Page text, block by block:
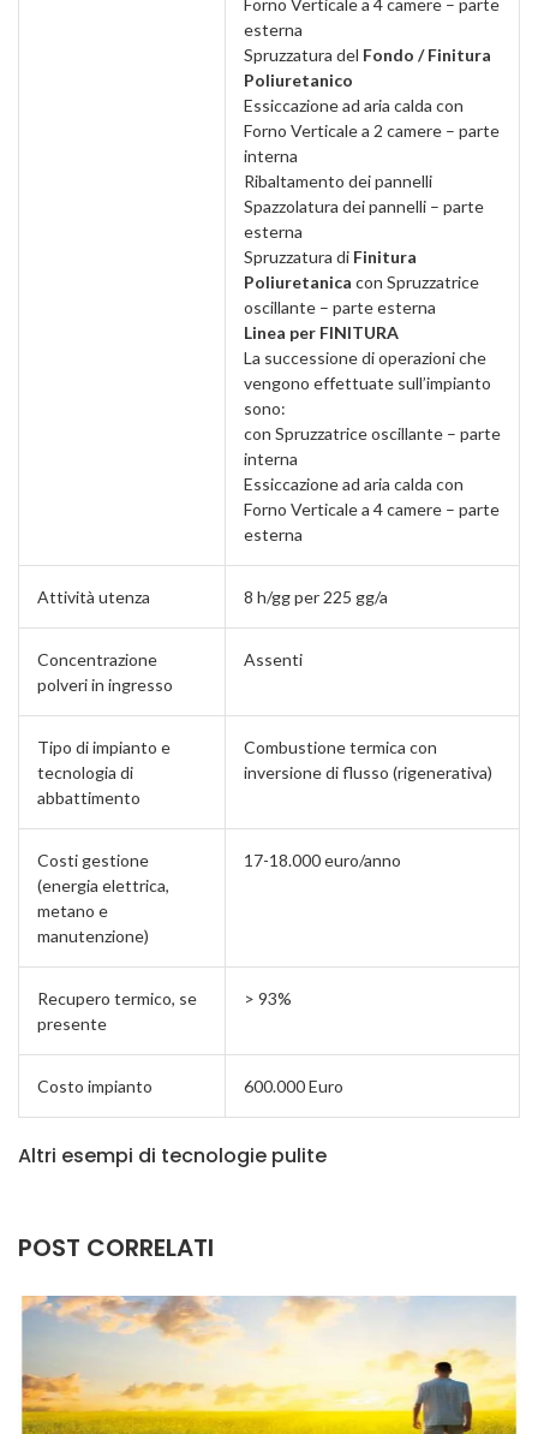
esterna
Spruzzatura del Fondo / Finitura
Poliuretanico
Essiccazione ad aria calda con
Forno Verticale a 2 camere – parte
interna
Ribaltamento dei pannelli
Spazzolatura dei pannelli – parte
esterna
Spruzzatura di Finitura
Poliuretanica con Spruzzatrice
oscillante – parte esterna
Linea per FINITURA
La successione di operazioni che
vengono effettuate sull’impianto
sono:
con Spruzzatrice oscillante – parte
interna
Essiccazione ad aria calda con
Forno Verticale a 4 camere – parte
esterna
Attività utenza 8 h/gg per 225 gg/a
Concentrazione
polveri in ingresso
Assenti
Tipo di impianto e
tecnologia di
abbattimento
Combustione termica con
inversione di flusso (rigenerativa)
Costi gestione
(energia elettrica,
metano e
manutenzione)
17-18.000 euro/anno
Recupero termico, se
presente
> 93%
Costo impianto 600.000 Euro
Altri esempi di tecnologie pulite
POST CORRELATI